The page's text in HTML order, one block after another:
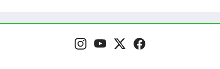
مواقع التواصل فيسبوكمنصة إكس
يوتيوبإنستغرام